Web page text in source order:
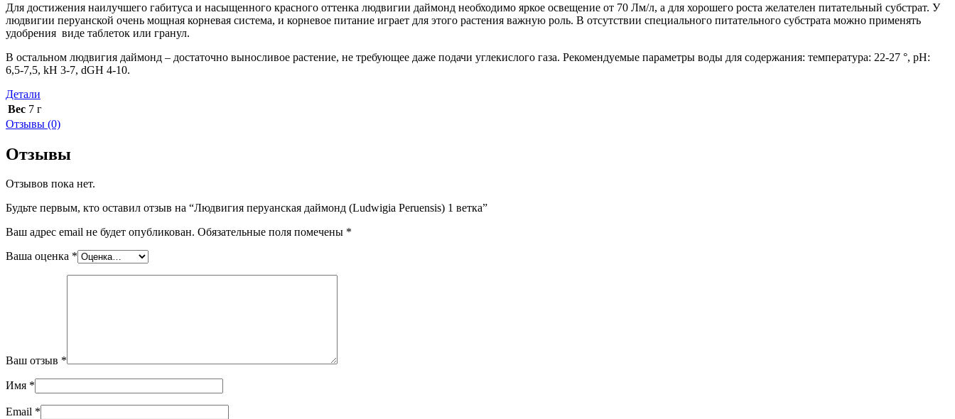
Для достижения наилучшего габитуса и насыщенного красного оттенка людвигии даймонд необходимо яркое освещение от 70 Лм/л, а для хорошего роста желателен питательный субстрат. У
людвигии перуанской очень мощная корневая система, и корневое питание играет для этого растения важную роль. В отсутствии специального питательного субстрата можно применять
удобрения виде таблеток или гранул.
В остальном людвигия даймонд – достаточно выносливое растение, не требующее даже подачи углекислого газа. Рекомендуемые параметры воды для содержания: температура: 22-27 °, pH:
6,5-7,5, kH 3-7, dGH 4-10.
Детали
Вес 7 г
Отзывы (0)
Отзывы
Отзывов пока нет.
Будьте первым, кто оставил отзыв на “Людвигия перуанская даймонд (Ludwigia Peruensis) 1 ветка”
Ваш адрес email не будет опубликован. Обязательные поля помечены *
Ваша оценка *
Ваш отзыв *
Имя *
Email *